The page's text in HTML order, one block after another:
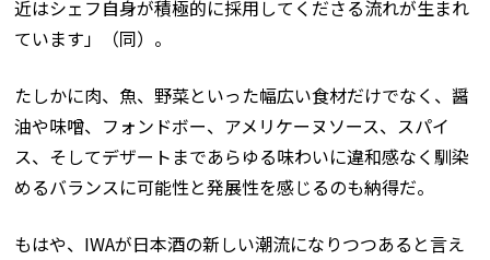
近はシェフ自身が積極的に採用してくださる流れが生まれ
ています」（同）。
たしかに肉、魚、野菜といった幅広い食材だけでなく、醤
油や味噌、フォンドボー、アメリケーヌソース、スパイ
ス、そしてデザートまであらゆる味わいに違和感なく馴染
めるバランスに可能性と発展性を感じるのも納得だ。
もはや、IWAが日本酒の新しい潮流になりつつあると言え